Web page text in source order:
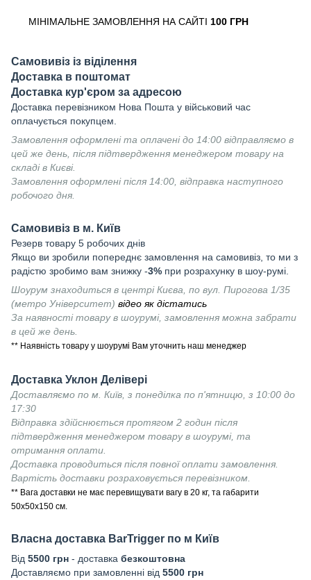
МІНІМАЛЬНЕ ЗАМОВЛЕННЯ НА САЙТІ 100 ГРН
Самовивіз із віділення
Доставка в поштомат
Доставка кур'єром за адресою
Доставка перевізником Нова Пошта у військовий час
оплачується покупцем.
Замовлення оформлені та оплачені до 14:00 відправляємо в
цей же день, після підтвердження менеджером товару на
складі в Києві.
Замовлення оформлені після 14:00, відправка наступного
робочого дня.
Самовивіз в м. Київ
Резерв товару 5 робочих днів
Якщо ви зробили попереднє замовлення на самовивіз, то ми з
радістю зробимо вам знижку -3% при розрахунку в шоу-румі.
Шоурум знаходиться в центрі Києва, по вул. Пирогова 1/35
(метро Університет) відео як дістатись
За наявності товару в шоурумі, замовлення можна забрати
в цей же день.
** Наявність товару у шоурумі Вам уточнить наш менеджер
Доставка Уклон Делівері
Доставляємо по м. Київ, з понеділка по п'ятницю, з 10:00 до
17:30
Відправка здійснюється протягом 2 годин після
підтвердження менеджером товару в шоурумі, та
отримання оплати.
Доставка проводиться після повної оплати замовлення.
Вартість доставки розраховується перевізником.
** Вага доставки не має перевищувати вагу в 20 кг, та габарити
50х50х150 см.
Власна доставка BarTrigger по м Київ
Від 5500 грн - доставка безкоштовна
Доставляємо при замовленні від 5500 грн